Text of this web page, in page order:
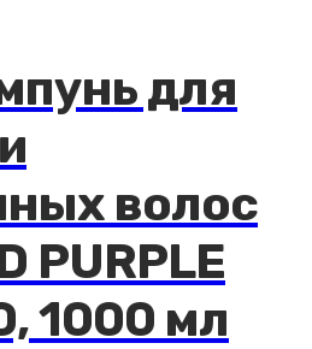
для
волос
PURPLE
1000 мл